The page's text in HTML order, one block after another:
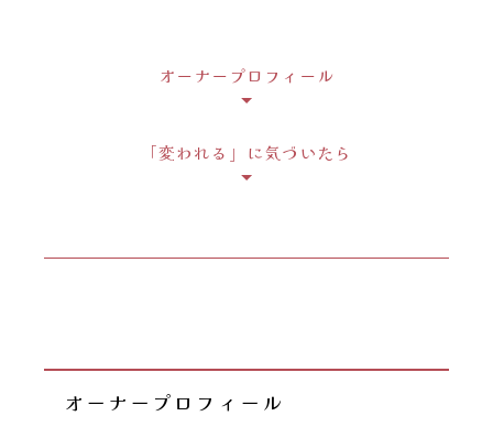
オーナープロフィール
「変われる」に気づいたら
オーナープロフィール